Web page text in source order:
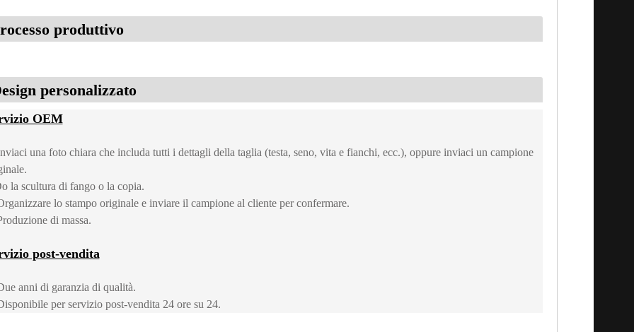
produttivo
personalizzato
OEM
una foto chiara che includa tutti i dettagli della taglia (testa, seno, vita e fianchi, ecc.), oppure inviaci un campione
la scultura di fango o la copia.
lo stampo originale e inviare il campione al cliente per confermare.
di massa.
post-vendita
anni di garanzia di qualità.
per servizio post-vendita 24 ore su 24.